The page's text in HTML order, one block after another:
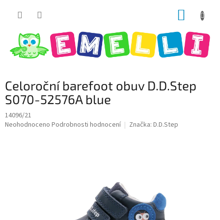
Celoroční barefoot obuv D.D.Step
S070-52576A blue
14096/21
Průměrné
Neohodnoceno Podrobnosti hodnocení Značka: D.D.Step